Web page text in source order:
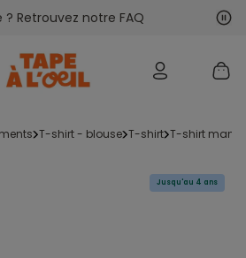
? Retrouvez notre FAQ
t-shirt - blouse t-shirt t-shirt
Jusqu'au 4 ans